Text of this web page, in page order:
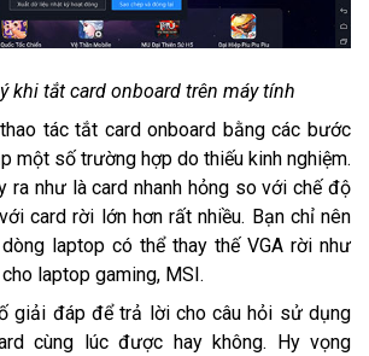
khi tắt card onboard trên máy tính
tác tắt card onboard bằng các bước
một số trường hợp do thiếu kinh nghiệm.
ra như là card nhanh hỏng so với chế độ
card rời lớn hơn rất nhiều. Bạn chỉ nên
laptop có thể thay thế VGA rời như
laptop gaming, MSI.
giải đáp để trả lời cho câu hỏi sử dụng
cùng lúc được hay không. Hy vọng